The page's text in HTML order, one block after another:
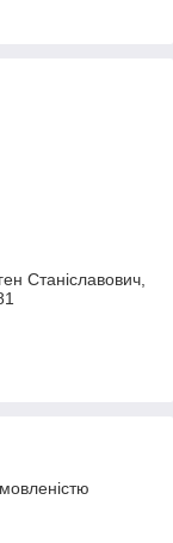
Станіславович,